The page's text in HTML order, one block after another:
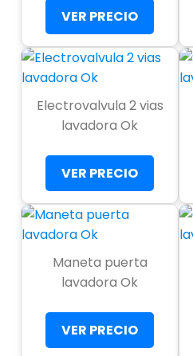
VER PRECIO
Electrovalvula 2 vias
lavadora Ok
VER PRECIO
Maneta puerta
lavadora Ok
VER PRECIO